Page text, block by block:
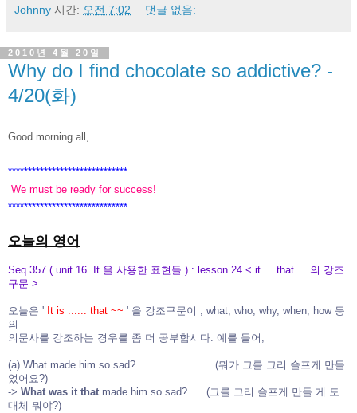
Johnny 시간: 오전 7:02 댓글 없음:
2010년 4월 20일
Why do I find chocolate so addictive? -
4/20(화)
Good morning all,
******************************
We must be ready for success!
******************************
오늘의 영어
Seq 357 ( unit 16 It 을 사용한 표현들 ) : lesson 24 < it.....that ....의 강조
구문 >
오늘은 ' It is ...... that ~~ ' 을 강조구문이 , what, who, why, when, how 등
의
의문사를 강조하는 경우를 좀 더 공부합시다. 예를 들어,
(a) What made him so sad? (뭐가 그를 그리 슬프게 만들
었어요?)
-> What was it that made him so sad? (그를 그리 슬프게 만들 게 도
대체 뭐야?)